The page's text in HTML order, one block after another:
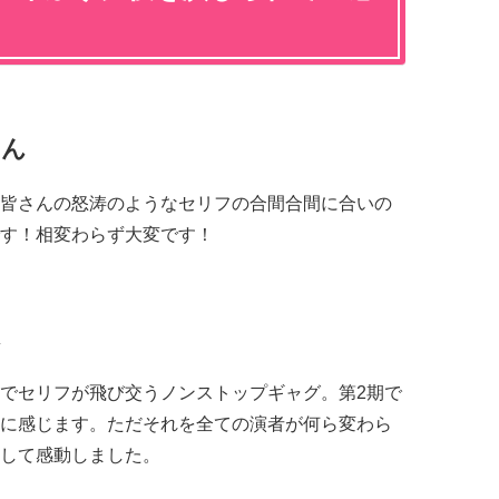
さんの怒涛のようなセリフの合間合間に合いの
！相変わらず大変です！
セリフが飛び交うノンストップギャグ。第2期で
感じます。ただそれを全ての演者が何ら変わら
て感動しました。